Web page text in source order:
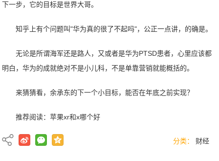
下一步，它的目标是世界大哥。
知乎上有个问题叫"华为真的很了不起吗"，公正一点讲，的确是。
无论是所谓海军还是路人，又或者是华为PTSD患者，心里应该都
明白，华为的成就绝对不是小儿科，不是单靠营销就能概括的。
来猜猜看，余承东的下一个小目标，能否在年底之前实现？
推荐阅读：苹果xr和x哪个好
分类： 财经